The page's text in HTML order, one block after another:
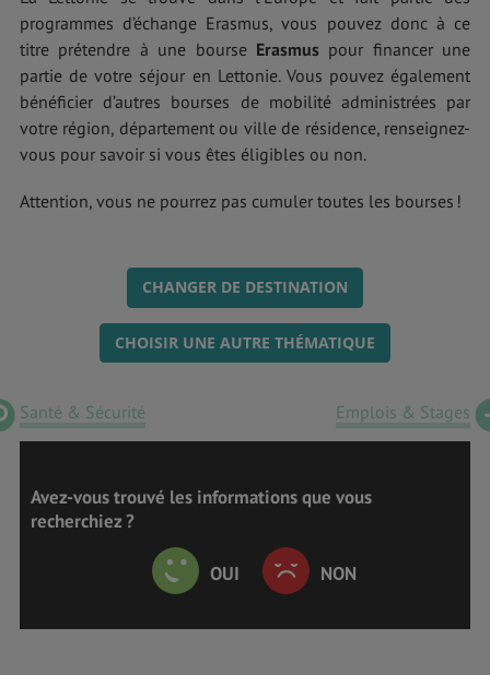
programmes d’échange Erasmus, vous pouvez donc à ce
titre prétendre à une bourse Erasmus pour financer une
partie de votre séjour en Lettonie. Vous pouvez également
bénéficier d’autres bourses de mobilité administrées par
votre région, département ou ville de résidence, renseignez-
vous pour savoir si vous êtes éligibles ou non.
Attention, vous ne pourrez pas cumuler toutes les bourses !
CHANGER DE DESTINATION
CHOISIR UNE AUTRE THÉMATIQUE
Santé & Sécurité Emplois & Stages
Avez-vous trouvé les informations que vous
recherchiez ?
OUI NON